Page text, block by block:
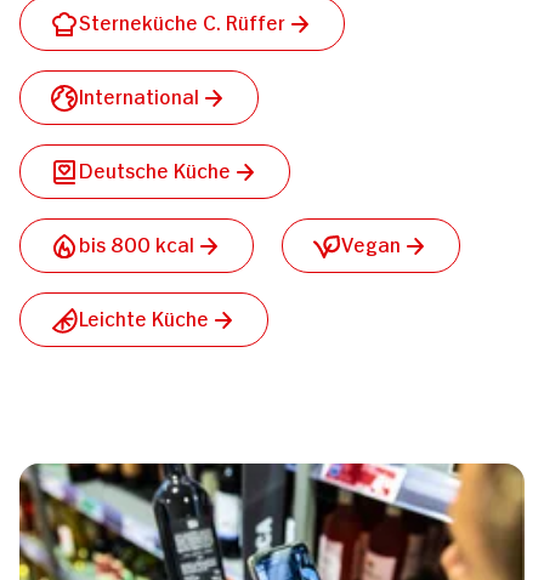
Sterneküche C. Rüffer
International
Deutsche Küche
bis 800 kcal Vegan
Leichte Küche